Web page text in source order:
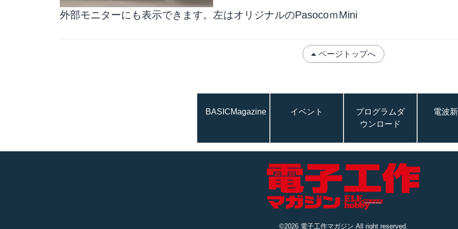
外部モニターにも表示できます。左はオリジナルのPasocoｍMini
ページトップへ
BASICMagazine イベント
プログラムダ
ウンロード
電波
©2026 電子工作マガジン All right reserved.